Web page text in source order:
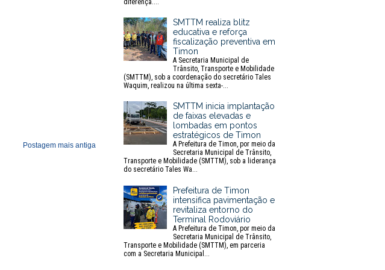
Postagem mais antiga
diferença....
SMTTM realiza blitz
educativa e reforça
fiscalização preventiva em
Timon
A Secretaria Municipal de
Trânsito, Transporte e Mobilidade
(SMTTM), sob a coordenação do secretário Tales
Waquim, realizou na última sexta-...
SMTTM inicia implantação
de faixas elevadas e
lombadas em pontos
estratégicos de Timon
A Prefeitura de Timon, por meio da
Secretaria Municipal de Trânsito,
Transporte e Mobilidade (SMTTM), sob a liderança
do secretário Tales Wa...
Prefeitura de Timon
intensifica pavimentação e
revitaliza entorno do
Terminal Rodoviário
A Prefeitura de Timon, por meio da
Secretaria Municipal de Trânsito,
Transporte e Mobilidade (SMTTM), em parceria
com a Secretaria Municipal...